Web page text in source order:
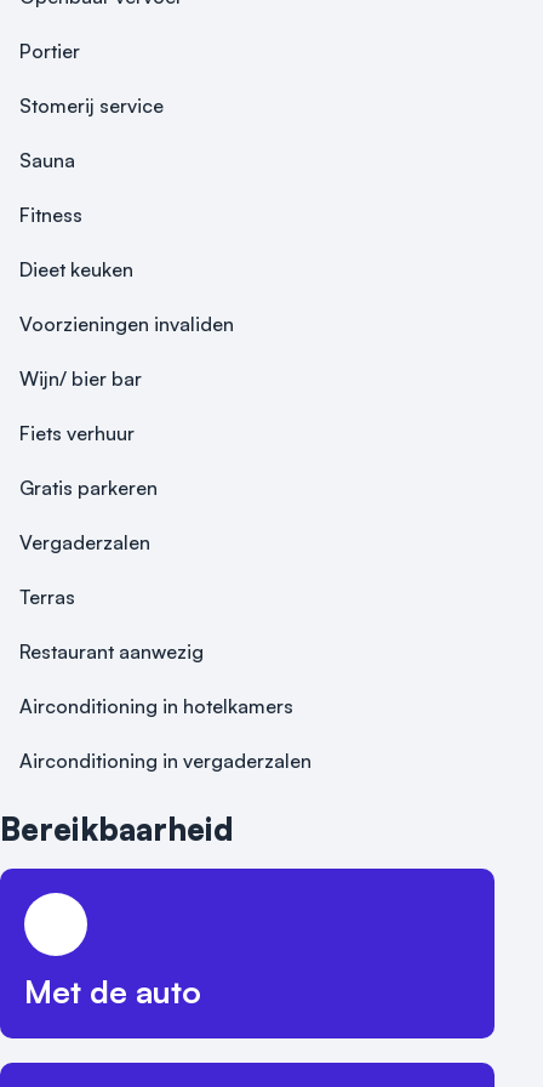
Portier
Stomerij service
Sauna
Fitness
Dieet keuken
Voorzieningen invaliden
Wijn/ bier bar
Fiets verhuur
Gratis parkeren
Vergaderzalen
Terras
Restaurant aanwezig
Airconditioning in hotelkamers
Airconditioning in vergaderzalen
Bereikbaarheid
Met de auto